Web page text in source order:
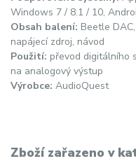
Windows 7 / 8.1 / 10,
Obsah balení: Beetle
napájecí zdroj, návod
Použití: převod digitálního
na analogový výstup
Výrobce: AudioQuest
Zboží zařazeno v